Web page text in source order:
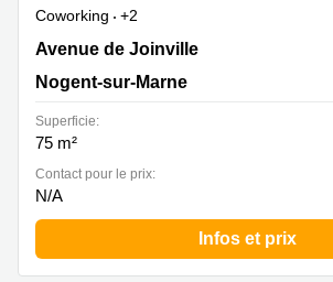
Coworking
+2
5 Avenue de Joinville, Nogent-sur-Marne
Avenue de Joinville
Nogent-sur-Marne
Superficie:
75 m²
Contact pour le prix:
N/A
Infos et prix